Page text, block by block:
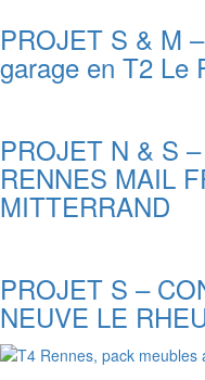
PROJET S & M
garage en T2 Le
PROJET N & S
RENNES MAIL
MITTERRAND
PROJET S –
NEUVE LE